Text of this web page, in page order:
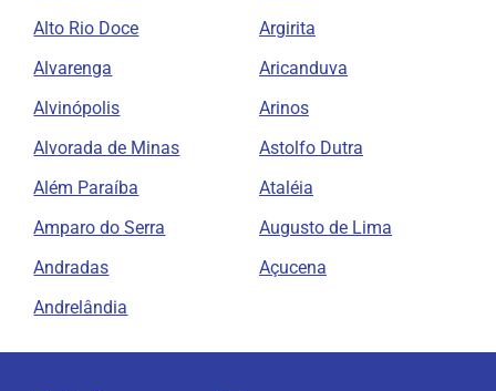
Alto Rio Doce
Alvarenga
Alvinópolis
Alvorada de Minas
Além Paraíba
Amparo do Serra
Andradas
Andrelândia
Argirita
Aricanduva
Arinos
Astolfo Dutra
Ataléia
Augusto de Lima
Açucena